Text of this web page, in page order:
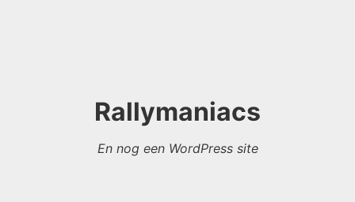
Rallymaniacs
En nog een WordPress site